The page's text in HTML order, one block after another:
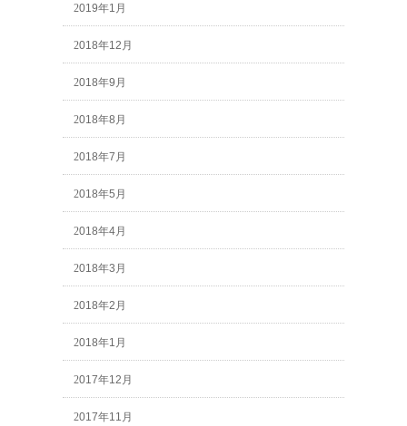
2019年1月
2018年12月
2018年9月
2018年8月
2018年7月
2018年5月
2018年4月
2018年3月
2018年2月
2018年1月
2017年12月
2017年11月